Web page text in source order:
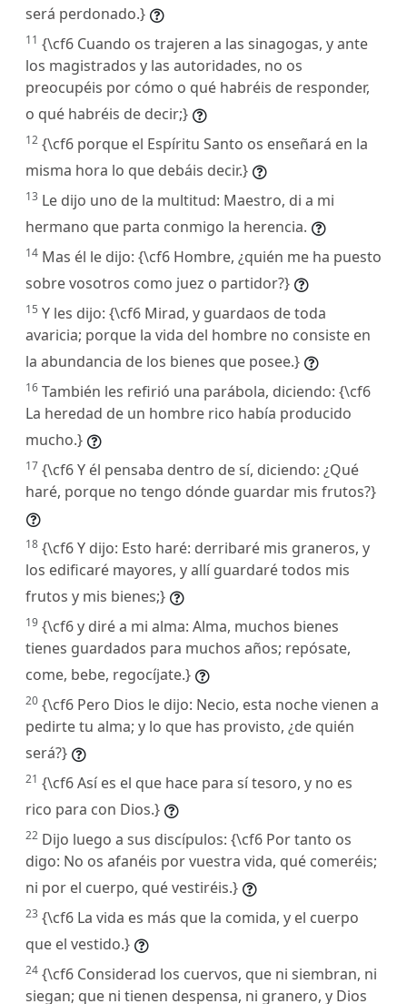
será perdonado.}
11 {\cf6 Cuando os trajeren a las sinagogas, y ante
los magistrados y las autoridades, no os
preocupéis por cómo o qué habréis de responder,
o qué habréis de decir;}
12 {\cf6 porque el Espíritu Santo os enseñará en la
misma hora lo que debáis decir.}
13 Le dijo uno de la multitud: Maestro, di a mi
hermano que parta conmigo la herencia.
14 Mas él le dijo: {\cf6 Hombre, ¿quién me ha puesto
sobre vosotros como juez o partidor?}
15 Y les dijo: {\cf6 Mirad, y guardaos de toda
avaricia; porque la vida del hombre no consiste en
la abundancia de los bienes que posee.}
16 También les refirió una parábola, diciendo: {\cf6
La heredad de un hombre rico había producido
mucho.}
17 {\cf6 Y él pensaba dentro de sí, diciendo: ¿Qué
haré, porque no tengo dónde guardar mis frutos?}
18 {\cf6 Y dijo: Esto haré: derribaré mis graneros, y
los edificaré mayores, y allí guardaré todos mis
frutos y mis bienes;}
19 {\cf6 y diré a mi alma: Alma, muchos bienes
tienes guardados para muchos años; repósate,
come, bebe, regocíjate.}
20 {\cf6 Pero Dios le dijo: Necio, esta noche vienen a
pedirte tu alma; y lo que has provisto, ¿de quién
será?}
21 {\cf6 Así es el que hace para sí tesoro, y no es
rico para con Dios.}
22 Dijo luego a sus discípulos: {\cf6 Por tanto os
digo: No os afanéis por vuestra vida, qué comeréis;
ni por el cuerpo, qué vestiréis.}
23 {\cf6 La vida es más que la comida, y el cuerpo
que el vestido.}
24 {\cf6 Considerad los cuervos, que ni siembran, ni
siegan; que ni tienen despensa, ni granero, y Dios